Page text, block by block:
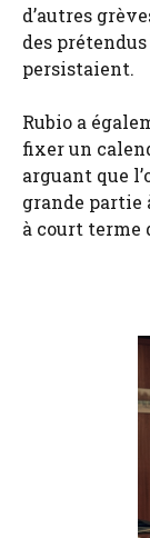
d’autres
des
persistaient.
Rubio a
fixer un
arguant que
grande partie
à court terme